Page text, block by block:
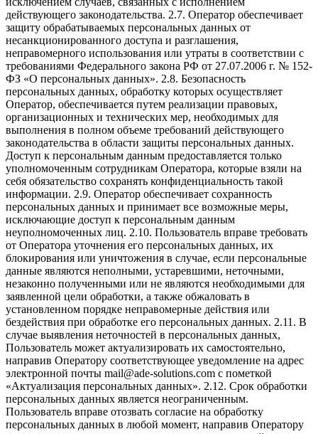
действующего законодательства. 2.7. Оператор обеспечивает
защиту обрабатываемых персональных данных от
несанкционированного доступа и разглашения,
неправомерного использования или утраты в соответствии с
требованиями Федерального закона РФ от 27.07.2006 г. № 152-
ФЗ «О персональных данных». 2.8. Безопасность
персональных данных, обработку которых осуществляет
Оператор, обеспечивается путем реализации правовых,
организационных и технических мер, необходимых для
выполнения в полном объеме требований действующего
законодательства в области защиты персональных данных.
Доступ к персональным данным предоставляется только
уполномоченным сотрудникам Оператора, которые взяли на
себя обязательство сохранять конфиденциальность такой
информации. 2.9. Оператор обеспечивает сохранность
персональных данных и принимает все возможные меры,
исключающие доступ к персональным данным
неуполномоченных лиц. 2.10. Пользователь вправе требовать
от Оператора уточнения его персональных данных, их
блокирования или уничтожения в случае, если персональные
данные являются неполными, устаревшими, неточными,
незаконно полученными или не являются необходимыми для
заявленной цели обработки, а также обжаловать в
установленном порядке неправомерные действия или
бездействия при обработке его персональных данных. 2.11. В
случае выявления неточностей в персональных данных,
Пользователь может актуализировать их самостоятельно,
направив Оператору соответствующее уведомление на адрес
электронной почты mail@ade-solutions.com с пометкой
«Актуализация персональных данных». 2.12. Срок обработки
персональных данных является неограниченным.
Пользователь вправе отозвать согласие на обработку
персональных данных в любой момент, направив Оператору